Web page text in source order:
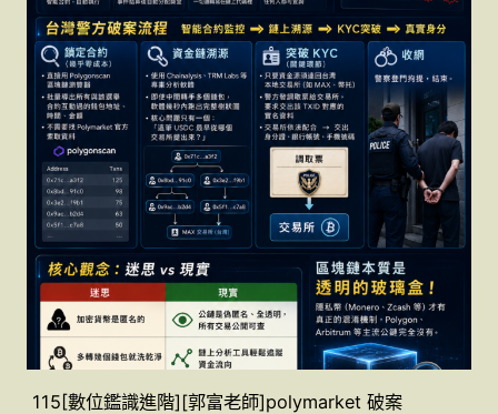
115[數位鑑識進階][郭富老師]polymarket 破案